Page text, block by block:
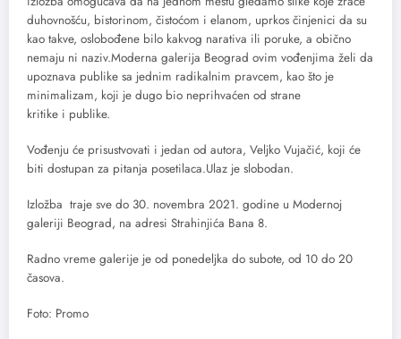
duhovnošću, bistorinom, čistoćom i elanom, uprkos činjenici da su
kao takve, oslobođene bilo kakvog narativa ili poruke, a obično
nemaju ni naziv.Moderna galerija Beograd ovim vođenjima želi da
upoznava publike sa jednim radikalnim pravcem, kao što je
minimalizam, koji je dugo bio neprihvaćen od strane
kritike i publike.
Vođenju će prisustvovati i jedan od autora, Veljko Vujačić, koji će
biti dostupan za pitanja posetilaca.Ulaz je slobodan.
Izložba traje sve do 30. novembra 2021. godine u Modernoj
galeriji Beograd, na adresi Strahinjića Bana 8.
Radno vreme galerije je od ponedeljka do subote, od 10 do 20
časova.
Foto: Promo